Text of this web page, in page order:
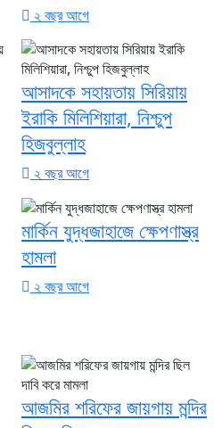
২ বছর আগে
আসাদকে সহায়তায় সিরিয়ায়
ইরাকি মিলিশিয়ারা, নিশ্চুপ
হিজবুল্লাহ
২ বছর আগে
মার্কিন যুদ্ধজাহাজে ক্ষেপণাস্ত্র
হামলা
২ বছর আগে
আজমির শরিফের জায়গায় মন্দির